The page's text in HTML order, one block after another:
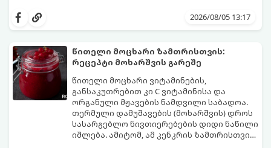
საოცრად დახვეწილ და მაგრილებელ
და მის მომზადებას მინიმალური
პორცია
2026/08/05 13:17
წითელი მოცხარი ზამთრისთვის:
რეცეპტი მოხარშვის გარეშე
წითელი მოცხარი ვიტამინების,
განსაკუთრებით კი C ვიტამინისა და
ორგანული მჟავების ნამდვილი საბადოა.
თერმული დამუშავების (მოხარშვის) დროს
სასარგებლო ნივთიერებების დიდი ნაწილი
იშლება. ამიტომ, ამ კენკრის ზამთრისთვის